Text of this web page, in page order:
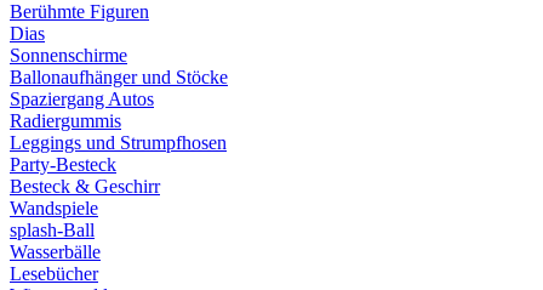
Berühmte Figuren
Dias
Sonnenschirme
Ballonaufhänger und Stöcke
Spaziergang Autos
Radiergummis
Leggings und Strumpfhosen
Party-Besteck
Besteck & Geschirr
Wandspiele
splash-Ball
Wasserbälle
Lesebücher